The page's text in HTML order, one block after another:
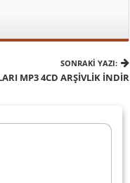
SONRAKI YAZI:
MP3 4CD ARŞIVLIK İNDIR